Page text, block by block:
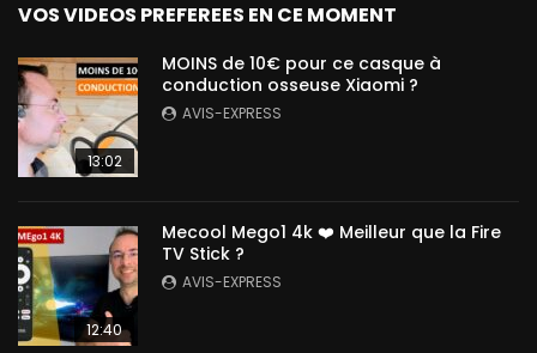
VOS VIDEOS PREFEREES EN CE MOMENT
13:02
MOINS de 10€ pour ce casque à
conduction osseuse Xiaomi ?
AVIS-EXPRESS
12:40
Mecool Mego1 4k ❤️ Meilleur que la Fire
TV Stick ?
AVIS-EXPRESS